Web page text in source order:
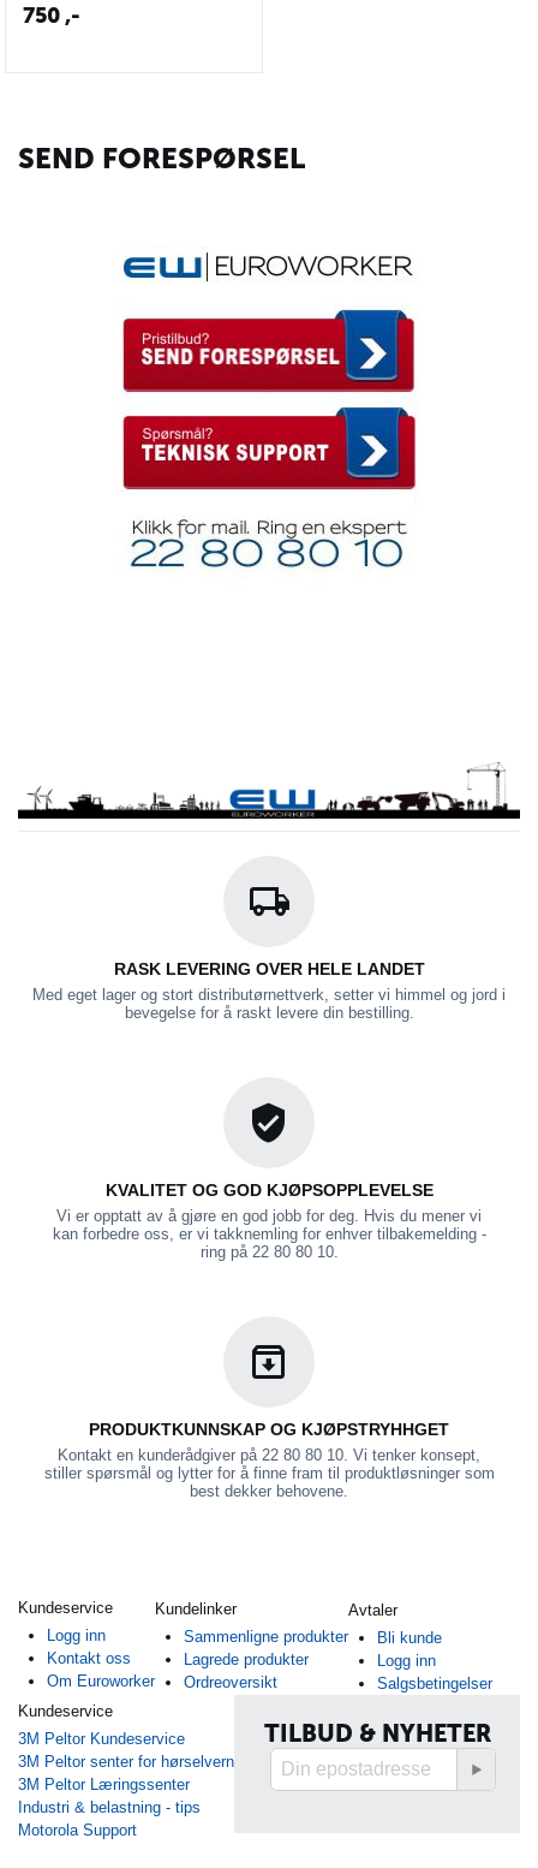
750,-
SEND FORESPØRSEL
RASK LEVERING OVER HELE LANDET
Med eget lager og stort distributørnettverk, setter vi himmel og jord i
bevegelse for å raskt levere din bestilling.
KVALITET OG GOD KJØPSOPPLEVELSE
Vi er opptatt av å gjøre en god jobb for deg. Hvis du mener vi
kan forbedre oss, er vi takknemling for enhver tilbakemelding -
ring på 22 80 80 10.
PRODUKTKUNNSKAP OG KJØPSTRYHHGET
Kontakt en kunderådgiver på 22 80 80 10. Vi tenker konsept,
stiller spørsmål og lytter for å finne fram til produktløsninger som
best dekker behovene.
Kundeservice
Logg inn
Kontakt oss
Om Euroworker
Kundelinker
Sammenligne produkter
Lagrede produkter
Ordreoversikt
Avtaler
Bli kunde
Logg inn
Salgsbetingelser
Kundeservice
3M Peltor Kundeservice
3M Peltor senter for hørselvern
3M Peltor Læringssenter
Industri & belastning - tips
Motorola Support
TILBUD & NYHETER